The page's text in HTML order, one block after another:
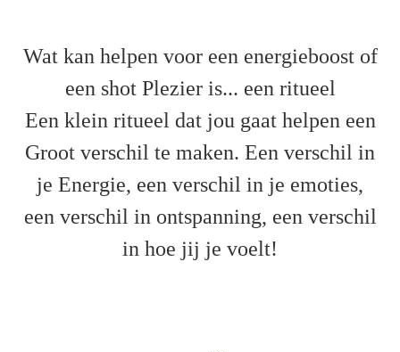
Wat kan helpen voor een energieboost of
een shot Plezier is... een ritueel
Een klein ritueel dat jou gaat helpen een
Groot verschil te maken. Een verschil in
je Energie, een verschil in je emoties,
een verschil in ontspanning, een verschil
in hoe jij je voelt!